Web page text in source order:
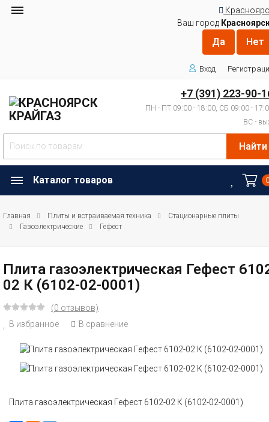
Ваш город
Вход
+7 (391) 223-90-
ПН - ПТ 09:00 - 18:00, СБ 09:00 -
ВС -
Найти
Каталог товаров
Главная Плиты и встраиваемая техника
Стационарные плиты
Газоэлектрические
Гефест
Плита газоэлектрическая Гефест
02 К (6102-02-0001)
(0 отзывов)
В избранное
В сравнение
Плита газоэлектрическая Гефест 6102-02 К (6102-02-0001)